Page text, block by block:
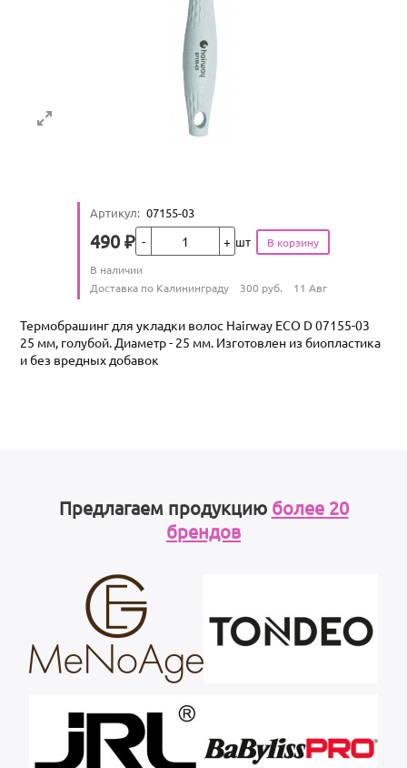
Артикул: 07155-03
Цена
490 ₽ шт
Количество
В наличии
Условия доставки
Доставка по Калининграду 300 руб. 11 Авг
Термобрашинг для укладки волос Hairway ECO D 07155-03
25 мм, голубой. Диаметр - 25 мм. Изготовлен из биопластика
и без вредных добавок
Предлагаем продукцию более 20
брендов